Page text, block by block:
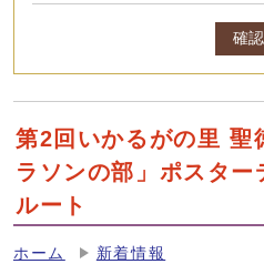
確認
第2回いかるがの里 聖
ラソンの部」ポスター
ルート
ホーム 新着情報